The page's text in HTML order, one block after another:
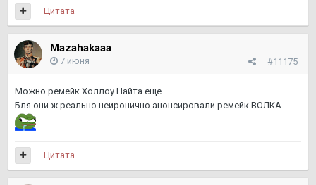
Цитата
Mazahakaaa
#11175
7 июня
Можно ремейк Холлоу Найта еще
Бля они ж реально неиронично анонсировали ремейк ВОЛКА
Цитата